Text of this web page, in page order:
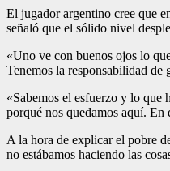
El jugador argentino cree que
señaló que el sólido nivel
«Uno ve con buenos ojos lo
Tenemos la responsabilidad de
«Sabemos el esfuerzo y lo que
porqué nos quedamos aquí.
A la hora de explicar el pobre
no estábamos haciendo las